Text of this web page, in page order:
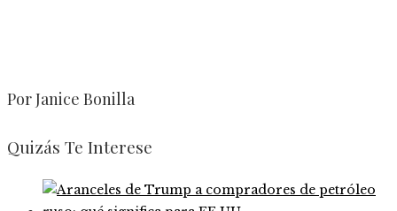
Por Janice Bonilla
Quizás Te Interese